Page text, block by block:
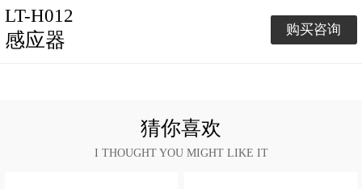
LT-H012
感应器 购买咨询
猜你喜欢
I THOUGHT YOU MIGHT LIKE IT